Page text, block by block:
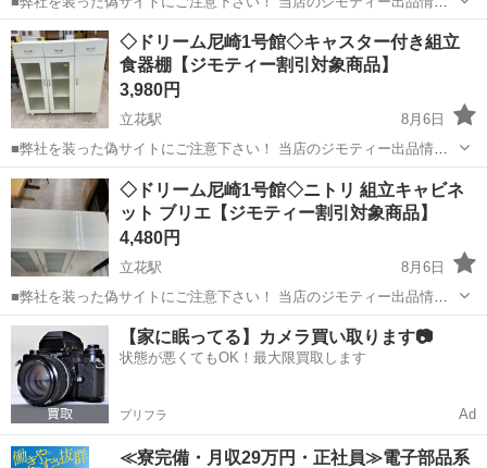
報、画像が複数の偽サイトに転載されていることが確認されておりま
す。 これらのサイトに関しましては、当店とは一切関係がございませ
ん。 偽サイトへのアクセスや個...
兵庫 尼崎市 立花駅 椅子 ドリーム
◇ドリーム尼崎1号館◇キャスター付き組立
食器棚【ジモティー割引対象商品】
3,980円
立花駅
8月6日
■弊社を装った偽サイトにご注意下さい！ 当店のジモティー出品情
報、画像が複数の偽サイトに転載されていることが確認されておりま
す。 これらのサイトに関しましては、当店とは一切関係がございませ
ん。 偽サイトへのアクセスや個...
兵庫 尼崎市 立花駅 収納家具 ドリーム
◇ドリーム尼崎1号館◇ニトリ 組立キャビネ
ット ブリエ【ジモティー割引対象商品】
4,480円
立花駅
8月6日
■弊社を装った偽サイトにご注意下さい！ 当店のジモティー出品情
報、画像が複数の偽サイトに転載されていることが確認されておりま
す。 これらのサイトに関しましては、当店とは一切関係がございませ
ん。 偽サイトへのアクセスや個...
兵庫 尼崎市 立花駅 収納家具 ドリーム
【家に眠ってる】カメラ買い取ります📷
状態が悪くてもOK！最大限買取します
プリフラ Ad
≪寮完備・月収29万円・正社員≫電子部品系